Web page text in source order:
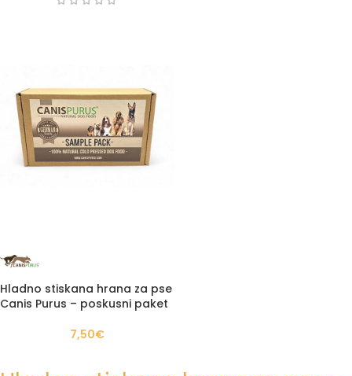
Hladno stiskana hrana za pse
Canis Purus – poskusni paket
7,50€